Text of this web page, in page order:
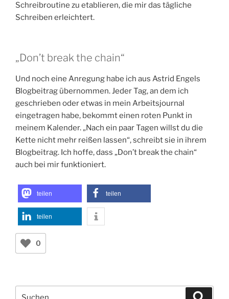
Schreibroutine zu etablieren, die mir das tägliche
Schreiben erleichtert.
„Don’t break the chain“
Und noch eine Anregung habe ich aus Astrid Engels
Blogbeitrag übernommen. Jeder Tag, an dem ich
geschrieben oder etwas in mein Arbeitsjournal
eingetragen habe, bekommt einen roten Punkt in
meinem Kalender. „Nach ein paar Tagen willst du die
Kette nicht mehr reißen lassen“, schreibt sie in ihrem
Blogbeitrag. Ich hoffe, dass „Don’t break the chain“
auch bei mir funktioniert.
teilen teilen
teilen
0